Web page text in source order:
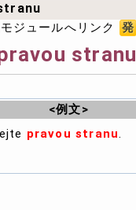
ジュールへリンク 発
stranu
<例文>
pravou stranu.